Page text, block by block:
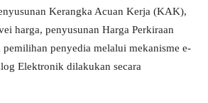
Kerangka Acuan Kerja (KAK),
harga, penyusunan Harga Perkiraan
pemilihan penyedia melalui mekanisme e-
Elektronik dilakukan secara